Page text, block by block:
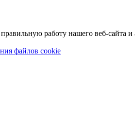
работу нашего веб-сайта и
файлов cookie